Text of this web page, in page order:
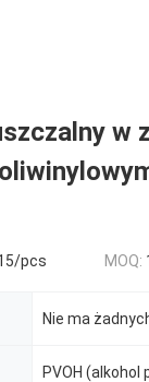
w
pcs MOQ:
Nie ma
PVOH (alkohol